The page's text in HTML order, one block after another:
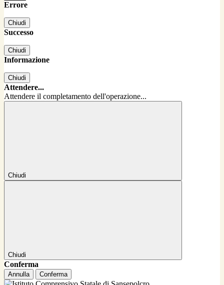
Errore
Chiudi
Successo
Chiudi
Informazione
Chiudi
Attendere...
Attendere il completamento dell'operazione...
Chiudi
Chiudi
Conferma
Annulla Conferma